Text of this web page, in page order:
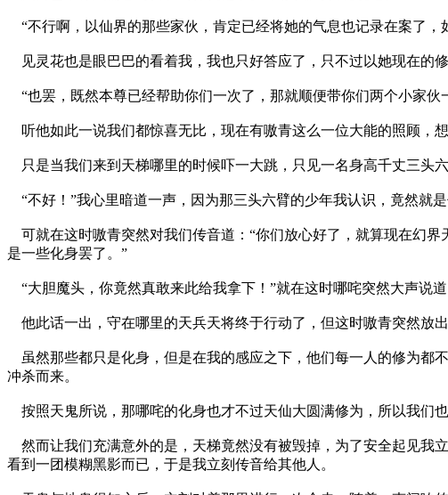
“不行啊，以仙界的那些家伙，肯定已经将她的气息也记录在案了，
见灵花也是眼巴巴的看着我，我也只好答应了，只不过以她现在的
“也罢，既然本尊已经帮助你们一次了，那就顺便带你们两个小家伙
听他如此一说我们都惊喜无比，现在有嗷青这么一位大能的照顾，
只是当我们来到天梯哪里的时候吓一大跳，只见一名身高千丈三头
“不好！”我心里暗道一声，因为那三头六臂的少年我认识，竟然就是
可就在这时嗷青突然对我们传音道：“你们放心好了，就算现在幻
是一些化身罢了。”
“大胆魔头，你竟然真敢来此给我拿下！”就在这时哪咤突然大声说道
他此话一出，守在哪里的天兵天将终于行动了，但这时嗷青突然放
虽然那些都只是化身，但是在我的感应之下，他们每一人的修为都
冲杀而来。
按照天鬼所说，那哪咤的化身也才不过天仙大圆满修为，所以我们
然而让我们充满意外的是，天梯竟然没有被毁掉，为了安全起见我
看到一团模糊黑影而已，于是我立刻传音给其他人。